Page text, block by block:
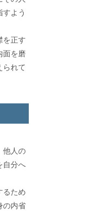
よう
を正す
面を磨
られて
他人の
自分へ
るため
の内省